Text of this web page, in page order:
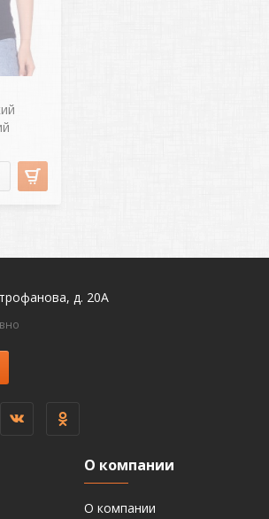
д. 20А
О компании
О компании